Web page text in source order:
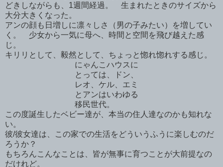
どきしながらも、1週間経過。 生まれたときのサイズから
大分大きくなった。
アンの顔も日増しに凛々しさ（男の子みたい）を増してい
く。 少女から一気に母へ、時間と空間を飛び越えた感
じ。
キリリとして、毅然として、ちょっと惚れ惚れする感じ。
にゃんこハウスに
とっては、ドン、
レオ、ケル、エミ
とアンはいわゆる
移民世代。
この度誕生したベビー達が、本当の住人達なのかも知れな
い。
彼/彼女達は、この家での生活をどういうふうに楽しむのだ
ろうか？
もちろんこんなことは、皆が無事に育つことが大前提なの
だけれど。